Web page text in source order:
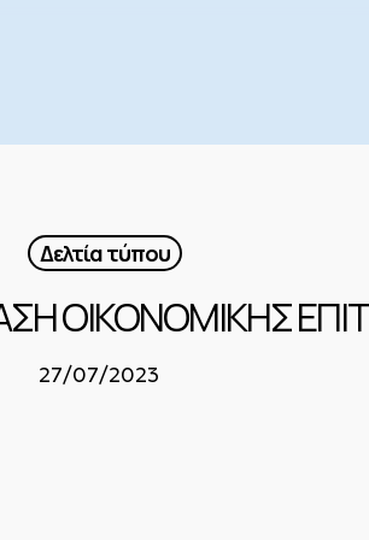
Δελτία τύπου
ΟΙΚΟΝΟΜΙΚΗΣ
27/07/2023